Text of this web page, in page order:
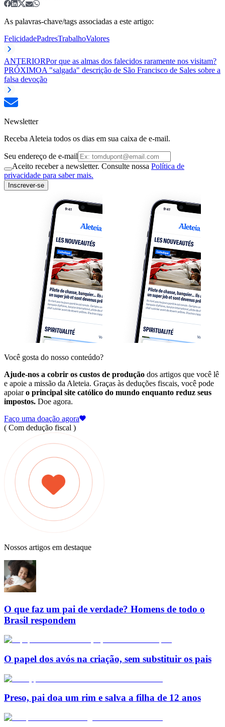
As palavras-chave/tags associadas a este artigo:
FelicidadePadresTrabalhoValores
ANTERIORPor que as almas dos falecidos raramente nos visitam?
PRÓXIMOA "salgada" descrição de São Francisco de Sales sobre a
falsa devoção
Newsletter
Receba Aleteia todos os dias em sua caixa de e-mail.
Seu endereço de e-mail
Aceito receber a newsletter. Consulte nossa Política de
privacidade para saber mais.
Inscrever-se
Você gosta do nosso conteúdo?
Ajude-nos a cobrir os custos de produção dos artigos que você lê
e apoie a missão da Aleteia. Graças às deduções fiscais, você pode
apoiaro principal site católico do mundo enquanto reduz seus
impostos. Doe agora.
Faço uma doação agora
( Com dedução fiscal )
Nossos artigos em destaque
O que faz um pai de verdade? Homens de todo o
Brasil respondem
O papel dos avós na criação, sem substituir os pais
Preso, pai doa um rim e salva a filha de 12 anos